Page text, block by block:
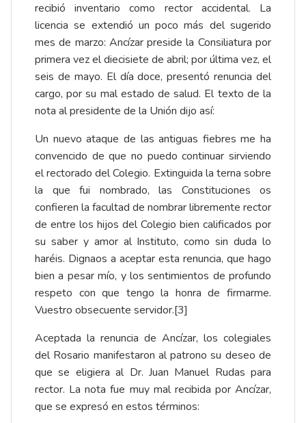
recibió inventario como rector accidental. La
licencia se extendió un poco más del sugerido
mes de marzo: Ancízar preside la Consiliatura por
primera vez el diecisiete de abril; por última vez, el
seis de mayo. El día doce, presentó renuncia del
cargo, por su mal estado de salud. El texto de la
nota al presidente de la Unión dijo así:
Un nuevo ataque de las antiguas fiebres me ha
convencido de que no puedo continuar sirviendo
el rectorado del Colegio. Extinguida la terna sobre
la que fui nombrado, las Constituciones os
confieren la facultad de nombrar libremente rector
de entre los hijos del Colegio bien calificados por
su saber y amor al Instituto, como sin duda lo
haréis. Dignaos a aceptar esta renuncia, que hago
bien a pesar mío, y los sentimientos de profundo
respeto con que tengo la honra de firmarme.
Vuestro obsecuente servidor.[3]
Aceptada la renuncia de Ancízar, los colegiales
del Rosario manifestaron al patrono su deseo de
que se eligiera al Dr. Juan Manuel Rudas para
rector. La nota fue muy mal recibida por Ancízar,
que se expresó en estos términos: